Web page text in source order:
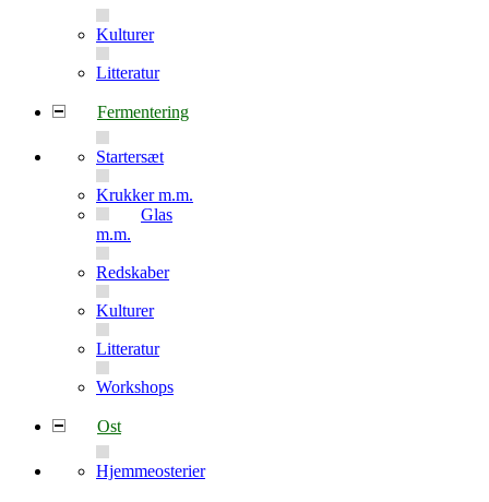
Kulturer
Litteratur
Fermentering
Startersæt
Krukker m.m.
Glas
m.m.
Redskaber
Kulturer
Litteratur
Workshops
Ost
Hjemmeosterier